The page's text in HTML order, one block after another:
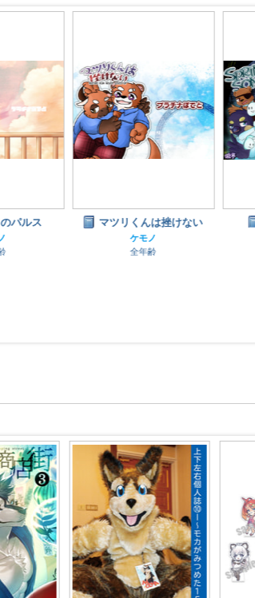
パルス マツリくんは挫けない
ケモノ
全年齢